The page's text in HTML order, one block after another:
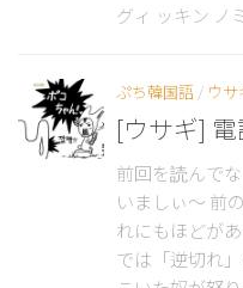
グィ ッキン ノ
ぷち韓国語 / ウサ
[ウサギ]
前回を読んで
いましぃ～ 前
れにもほどが
では「逆切れ